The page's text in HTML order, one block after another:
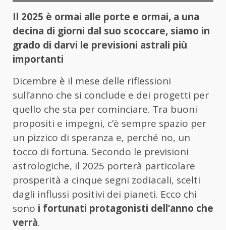
Il 2025 è ormai alle porte e ormai, a una
decina di giorni dal suo scoccare, siamo in
grado di darvi le previsioni astrali più
importanti
Dicembre è il mese delle riflessioni
sull’anno che si conclude e dei progetti per
quello che sta per cominciare. Tra buoni
propositi e impegni, c’è sempre spazio per
un pizzico di speranza e, perché no, un
tocco di fortuna. Secondo le previsioni
astrologiche, il 2025 porterà particolare
prosperità a cinque segni zodiacali, scelti
dagli influssi positivi dei pianeti. Ecco chi
sono i fortunati protagonisti dell’anno che
verrà.